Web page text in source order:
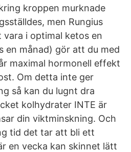
kroppen murknade
men Rungius
i optimal ketos en
en månad) gör att du med
maximal hormonell effekt
Om detta inte ger
så kan du lugnt dra
kolhydrater INTE är
din viktminskning. Och
tid det tar att bli ett
en vecka kan skinnet lätt